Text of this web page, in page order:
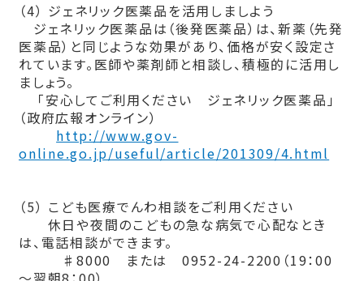
（4） ジェネリック医薬品を活用しましよう
ジェネリック医薬品は（後発医薬品）は、新薬（先発
医薬品）と同じような効果があり、価格が安く設定さ
れています。医師や薬剤師と相談し、積極的に活用し
ましょう。
「安心してご利用ください ジェネリック医薬品」
（政府広報オンライン）
http://www.gov-
online.go.jp/useful/article/201309/4.html
（5） こども医療でんわ相談をご利用ください
休日や夜間のこどもの急な病気で心配なとき
は、電話相談ができます。
♯8000 または 0952-24-2200（19：00